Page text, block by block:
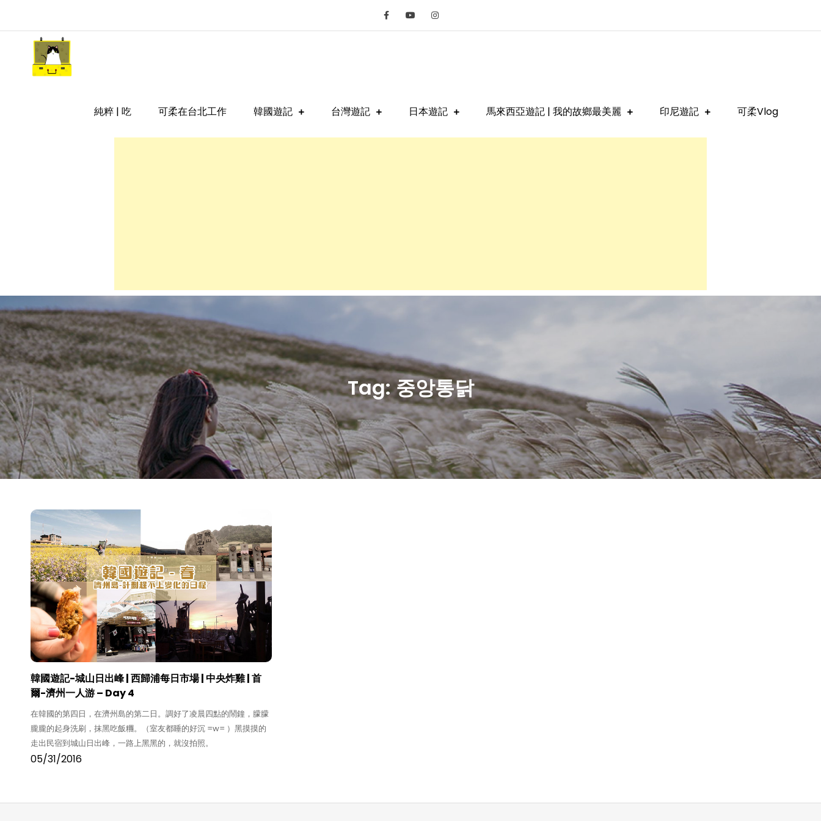
content
純粹 | 吃 可柔在台北工作 韓國遊記 台灣遊記 日本遊記 馬來西亞遊記 | 我的故鄉最美麗 印尼遊記 可柔Vlog
Tag:중앙통닭
韓國遊記-城山日出峰 | 西歸浦每日市場 | 中央炸雞 | 首
爾-濟州一人游 – Day 4
在韓國的第四日，在濟州島的第二日。調好了凌晨四點的鬧鐘，朦朦
朧朧的起身洗刷，抹黑吃飯糰。（室友都睡的好沉 =w= ）黑摸摸的
走出民宿到城山日出峰，一路上黑黑的，就沒拍照。
05/31/2016